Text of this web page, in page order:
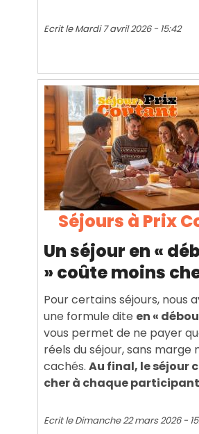
Ecrit leMardi 7 avril 2026 - 15:42
Séjours à Prix
Un séjour en «
» coûte moins
Pour certains séjours, nous
une formule dite en «
vous permet de ne payer
réels du séjour, sans marge
cachés. Au final, le séjour
cher à chaque
Ecrit leDimanche 22 mars 2026 -